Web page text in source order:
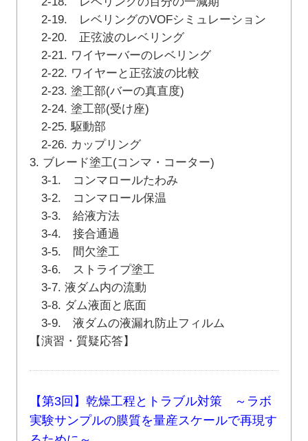
2-19. レベリングのVOFシミュレーション
2-20. 正弦波のレベリング
2-21. ワイヤーバーのレベリング
2-22. ワイヤーと正弦波の比較
2-23. 塗工部(バーの真直度)
2-24. 塗工部(受け座)
2-25. 駆動部
2-26. カップリング
3. ブレード塗工(コンマ・コーター)
3-1. コンマロールたわみ
3-2. コンマロール保温
3-3. 給液方法
3-4. 接合通過
3-5. 間欠塗工
3-6. ストライプ塗工
3-7. 液ダム内の流動
3-8. ダム液面と底面
3-9. 液ダムの液漏れ防止フィルム
【演習・質疑応答】
【第3回】乾燥工程とトラブル対策 ～ラボ
実験サンプルの膜質を量産スケールで再現す